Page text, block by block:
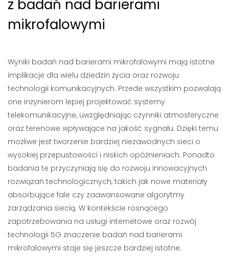
z badań nad barierami
mikrofalowymi
Wyniki badań nad barierami mikrofalowymi mają istotne
implikacje dla wielu dziedzin życia oraz rozwoju
technologii komunikacyjnych. Przede wszystkim pozwalają
one inżynierom lepiej projektować systemy
telekomunikacyjne, uwzględniając czynniki atmosferyczne
oraz terenowe wpływające na jakość sygnału. Dzięki temu
możliwe jest tworzenie bardziej niezawodnych sieci o
wysokiej przepustowości i niskich opóźnieniach. Ponadto
badania te przyczyniają się do rozwoju innowacyjnych
rozwiązań technologicznych, takich jak nowe materiały
absorbujące fale czy zaawansowane algorytmy
zarządzania siecią. W kontekście rosnącego
zapotrzebowania na usługi internetowe oraz rozwój
technologii 5G znaczenie badań nad barierami
mikrofalowymi staje się jeszcze bardziej istotne.